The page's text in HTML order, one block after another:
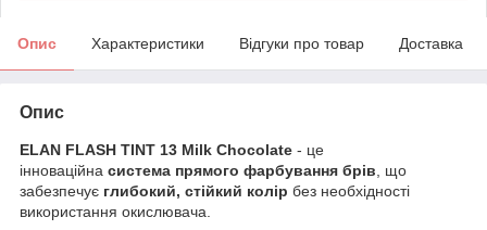
Опис Характеристики Відгуки про товар Доставка
Опис
ELAN FLASH TINT 13 Milk Chocolate - це
інноваційна система прямого фарбування брів , що
забезпечує глибокий, стійкий колір без необхідності
використання окислювача.